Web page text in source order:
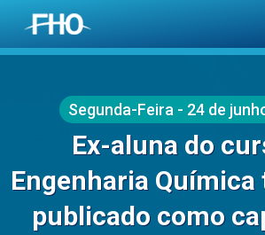
Segunda-Feira - 24 de
Ex-aluna do
Engenharia Química
publicado como